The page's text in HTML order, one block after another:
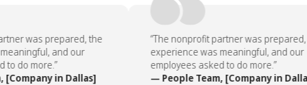
was prepared, the
and our
do more.”
in Dallas]
“The nonprofit partner was prepared,
experience was meaningful, and our
employees asked to do more.”
— People Team, [Company in